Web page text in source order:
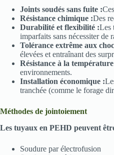
Joints soudés sans fuite :
Résistance chimique :Des
Durabilité et flexibilité :Les
imparfaits sans nécessiter de
Tolérance extrême aux
élevées et entraînant des
Résistance à la
environnements.
Installation économique :
tranchée (comme le forage
Méthodes de jointoiement
Les tuyaux en PEHD peuvent
Soudure par électrofusion